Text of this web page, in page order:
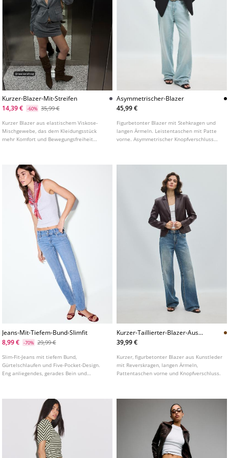
Kurzer-Blazer-Mit-Streifen
14,39 €
-60% 35,99 €
Kurzer Blazer aus elastischem Viskose-
Mischgewebe, das dem Kleidungsstück
mehr Komfort und Bewegungsfreiheit
mit Patte vorne. Knopfverschluss vorne.
Asymmetrischer-Blazer
45,99 €
Figurbetonter Blazer mit Stehkragen und
langen Ärmeln. Leistentaschen mit Patte
vorne. Asymmetrischer Knopfverschluss
Jeans-Mit-Tiefem-Bund-Slimfit
8,99 €
-70% 29,99 €
Slim-Fit-Jeans mit tiefem Bund,
Gürtelschlaufen und Five-Pocket-Design.
Eng anliegendes, gerades Bein und
Kurzer-Taillierter-Blazer-Aus-
Kunstleder
39,99 €
Kurzer, figurbetonter Blazer aus Kunstleder
mit Reverskragen, langen Ärmeln,
Pattentaschen vorne und Knopfverschluss.